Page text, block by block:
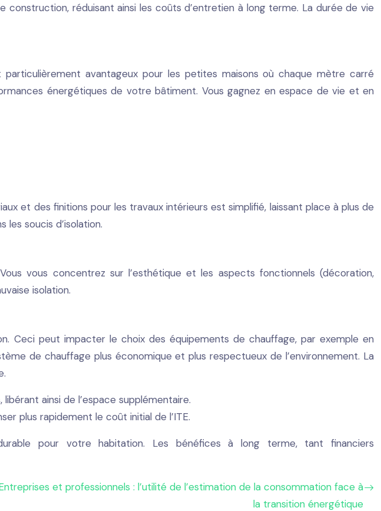
construction, réduisant ainsi les coûts d’entretien à long terme. La durée de vie
avantageux pour les petites maisons où chaque mètre carré
énergétiques de votre bâtiment. Vous gagnez en espace de vie et en
et des finitions pour les travaux intérieurs est simplifié, laissant place à plus de
soucis d’isolation.
vous concentrez sur l’esthétique et les aspects fonctionnels (décoration,
isolation.
Ceci peut impacter le choix des équipements de chauffage, par exemple en
de chauffage plus économique et plus respectueux de l’environnement. La
ainsi de l’espace supplémentaire.
plus rapidement le coût initial de l’ITE.
pour votre habitation. Les bénéfices à long terme, tant financiers
et professionnels : l’utilité de l’estimation de la consommation face à
la transition énergétique